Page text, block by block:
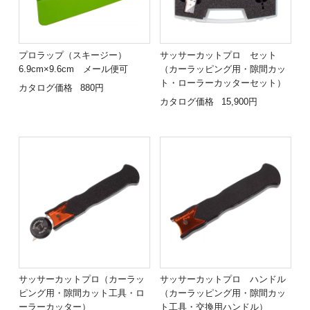
プロラップ（スキージー）
6.9cm×9.6cm メール便可
カタログ価格
880円
サッサーカットプロ セット
（カーラッピング用・隙間カッ
ト・ローラーカッターセット）
カタログ価格
15,900円
サッサーカットプロ（カーラッ
ピング用・隙間カット工具・ロ
ーラーカッター）
サッサーカットプロ ハンドル
（カーラッピング用・隙間カッ
ト工具・交換用ハンドル）